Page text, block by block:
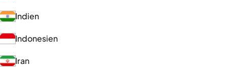
Indien
Indonesien
Iran